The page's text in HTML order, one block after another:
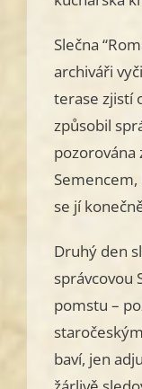
Slečna
archiváři
terase zjistí
způsobil
se jí
Druhý den
správcovou
pomstu –
baví, jen